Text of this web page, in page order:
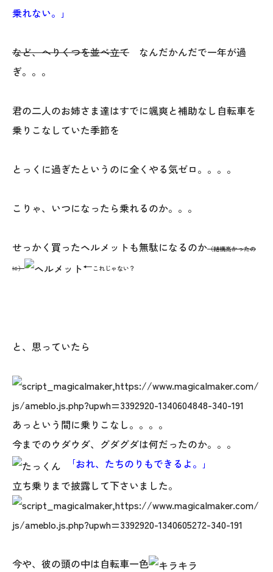
モデルハウス
上越スタジオ
スタッフ紹介
ブログ
各種事業
採用情報
協力会社の皆様へ
住まいのなんでも相談
お問い合わせ
〒941-0062 新潟県糸魚川市中央2-4-2
乗れない。｣
など、へりくつを並べ立て なんだかんだで一年が過
ぎ。。。
君の二人のお姉さま達はすでに颯爽と補助なし自転車を
乗りこなしていた季節を
とっくに過ぎたというのに全くやる気ゼロ。。。。
こりゃ、いつになったら乗れるのか。。。
せっかく買ったヘルメットも無駄になるのか（結構高かったの
に） ← これじゃない？
と、思っていたら
あっという間に乗りこなし。。。。
今までのウダウダ、グダグダは何だったのか。。。
｢おれ、たちのりもできるよ。｣
立ち乗りまで披露して下さいました。
今や、彼の頭の中は自転車一色